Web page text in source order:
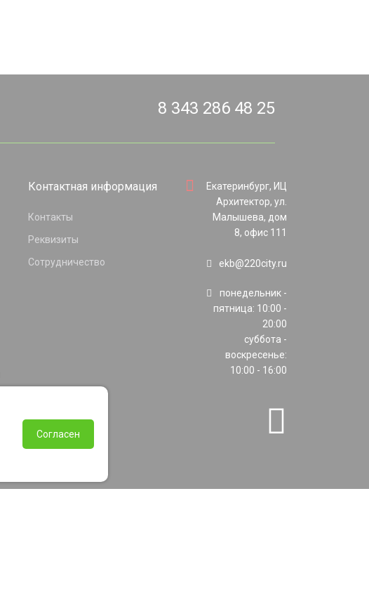
8 343 286 48 25
Контактная информация
Контакты
Реквизиты
Сотрудничество
Екатеринбург, ИЦ
Архитектор, ул.
Малышева, дом
8, офис 111
ekb@220city.ru
понедельник -
пятница: 10:00 -
20:00
суббота -
воскресенье:
10:00 - 16:00
Согласен